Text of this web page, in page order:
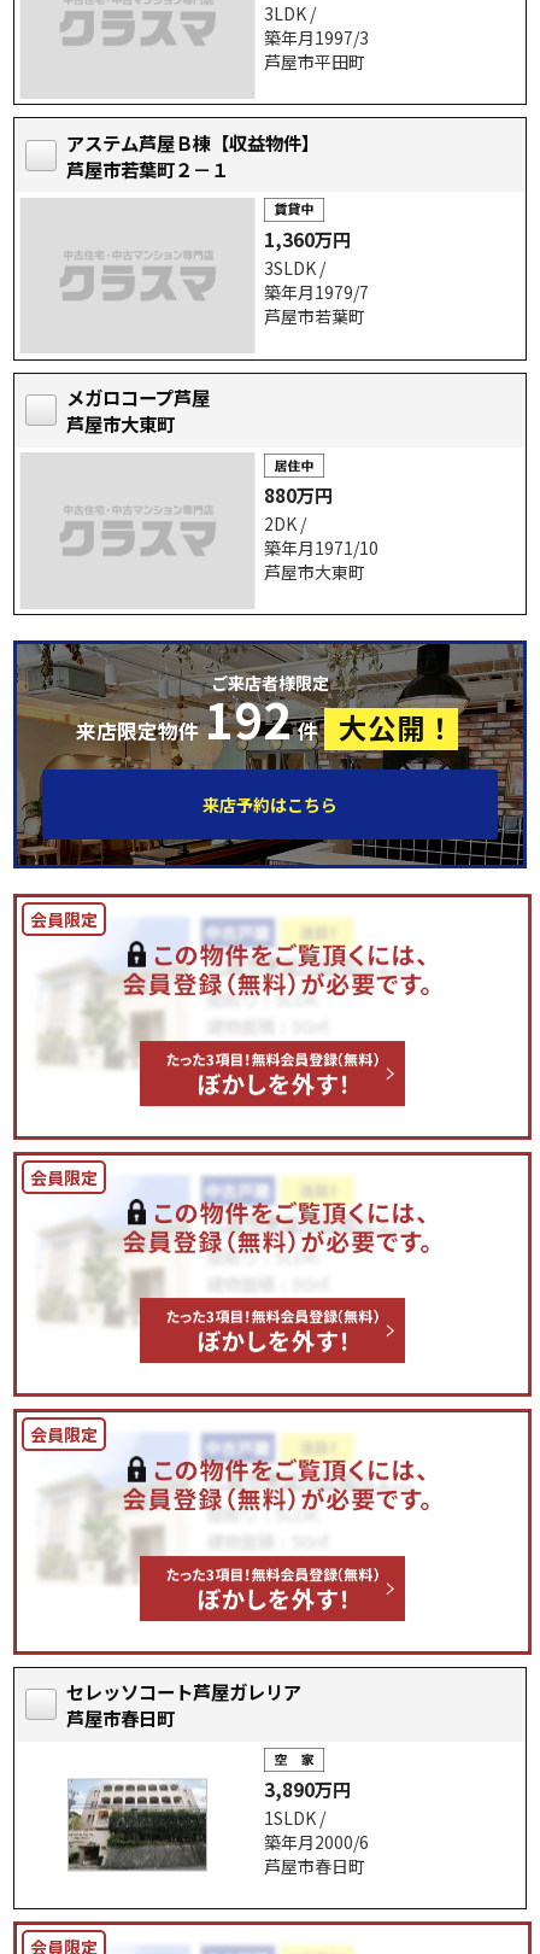
3LDK /
築年月1997/3
芦屋市平田町
アステム芦屋Ｂ棟【収益物件】
芦屋市若葉町２－１
1,360万円
3SLDK /
築年月1979/7
芦屋市若葉町
メガロコープ芦屋
芦屋市大東町
880万円
2DK /
築年月1971/10
芦屋市大東町
ご来店者様限定
来店限定物件 192 件 大公開！
来店予約はこちら
セレッソコート芦屋ガレリア
芦屋市春日町
3,890万円
1SLDK /
築年月2000/6
芦屋市春日町